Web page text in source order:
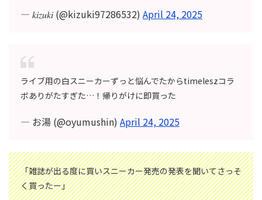
— 𝑘𝑖𝑧𝑢𝑘𝑖 (@kizuki97286532) April 24, 2025
ライブ用の白スニーカーずっと悩んでたからtimeleszコラ
ボありがたすぎた…！帰りがけに即買った
— お湯 (@oyumushin) April 24, 2025
「雑誌が出る度に買いスニーカー発売の発表を聞いてさっそ
く買ったー」